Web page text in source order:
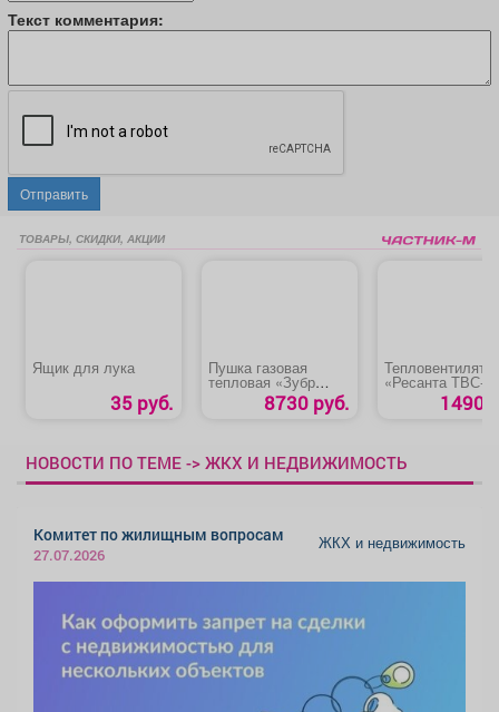
Текст комментария:
Отправить
ТОВАРЫ, СКИДКИ, АКЦИИ
Ящик для лука
35 руб.
Пушка газовая
тепловая «Зубр
8730 руб.
«Ресанта ТВС-1»
1490
НОВОСТИ ПО ТЕМЕ -> ЖКХ И НЕДВИЖИМОСТЬ
Комитет по жилищным вопросам
27.07.2026
ЖКХ и недвижимость